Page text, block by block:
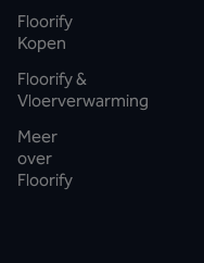
Floorify
Kopen
Floorify &
Vloerverwarming
Meer
over
Floorify